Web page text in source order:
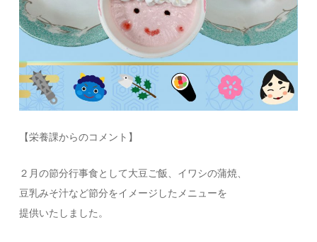
【栄養課からのコメント】
２月の節分行事食として大豆ご飯、イワシの蒲焼、
豆乳みそ汁など節分をイメージしたメニューを
提供いたしました。